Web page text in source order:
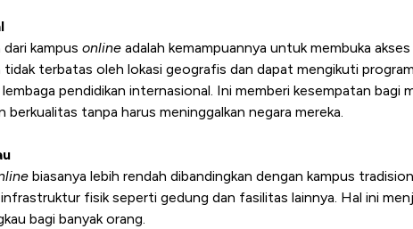
kampus online adalah kemampuannya untuk membuka akses
tidak terbatas oleh lokasi geografis dan dapat mengikuti
pendidikan internasional. Ini memberi kesempatan bagi
tanpa harus meninggalkan negara mereka.
biasanya lebih rendah dibandingkan dengan kampus
fisik seperti gedung dan fasilitas lainnya. Hal ini
bagi banyak orang.